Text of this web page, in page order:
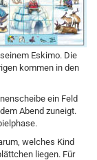
Eskimo. Die
kommen in den
ein Feld
Abend zuneigt.
welches Kind
liegen. Für